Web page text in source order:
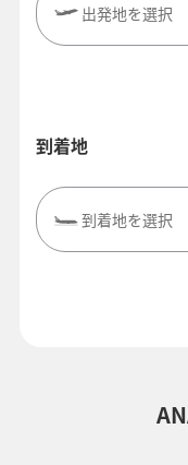
出発地を選択
到着地
到着地を選択
往復で異なるクラス